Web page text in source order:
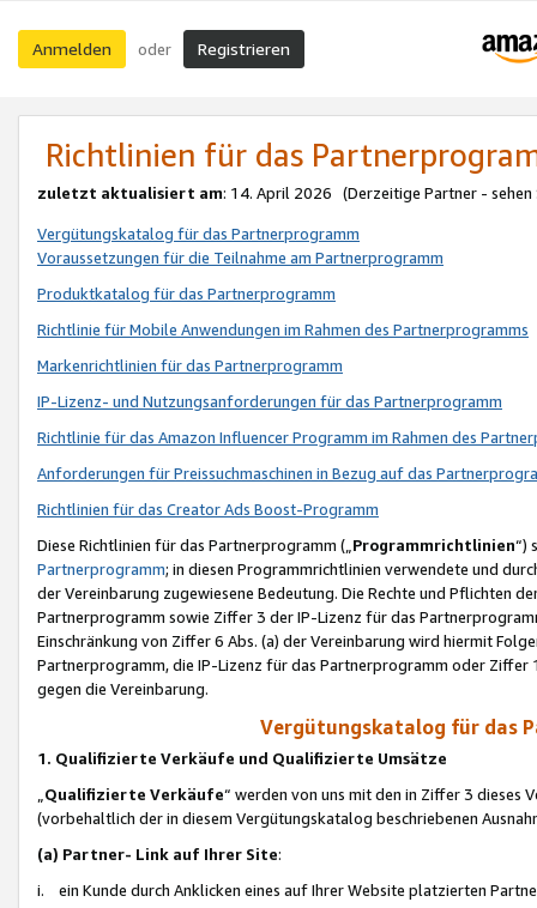
Anmelden oder Registrieren
Richtlinien für das
zuletzt aktualisiert am: 14. April 2026 (Derzeitige Partner - sehen
Vergütungskatalog für das Partnerprogramm
Voraussetzungen für die Teilnahme am Partnerprogramm
Produktkatalog für das Partnerprogramm
Richtlinie für Mobile Anwendungen im Rahmen des Partnerprogramms
Markenrichtlinien für das Partnerprogramm
IP-Lizenz- und Nutzungsanforderungen für das Partnerprogramm
Richtlinie für das Amazon Influencer Programm im Rahmen des
Anforderungen für Preissuchmaschinen in Bezug auf das
Richtlinien für das Creator Ads Boost-Programm
Diese Richtlinien für das Partnerprogramm („Programmrichtlinien“)
Partnerprogramm; in diesen Programmrichtlinien verwendete und
der Vereinbarung zugewiesene Bedeutung. Die Rechte und Pflichten
Partnerprogramm sowie Ziffer 3 der IP-Lizenz für das
Einschränkung von Ziffer 6 Abs. (a) der Vereinbarung wird hiermit
Partnerprogramm, die IP-Lizenz für das Partnerprogramm oder
gegen die Vereinbarung.
Vergütungskatalog für das
1. Qualifizierte Verkäufe und Qualifizierte Umsätze
Qualifizierte Verkäufe“ werden von uns mit den in Ziffer 3
(vorbehaltlich der in diesem Vergütungskatalog beschriebenen
(a) Partner- Link auf Ihrer Site:
i. ein Kunde durch Anklicken eines auf Ihrer Website platzierten